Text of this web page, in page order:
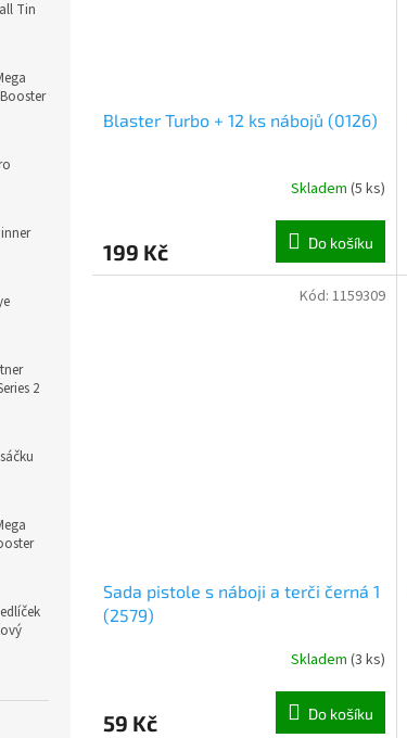
Tin
2
Blaster Turbo + 12 ks nábojů (0126)
Skladem (5 ks)
199 Kč Do košíku
Sada pistole s náboji a terči černá 1
(2579)
Skladem (3 ks)
59 Kč Do košíku
Kód: 1159309